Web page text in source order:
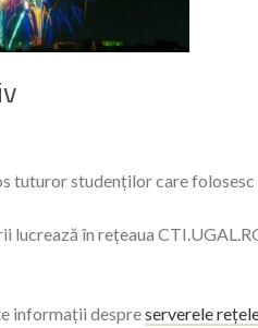
tuturor studenților care
în rețeaua
informații despreserverele